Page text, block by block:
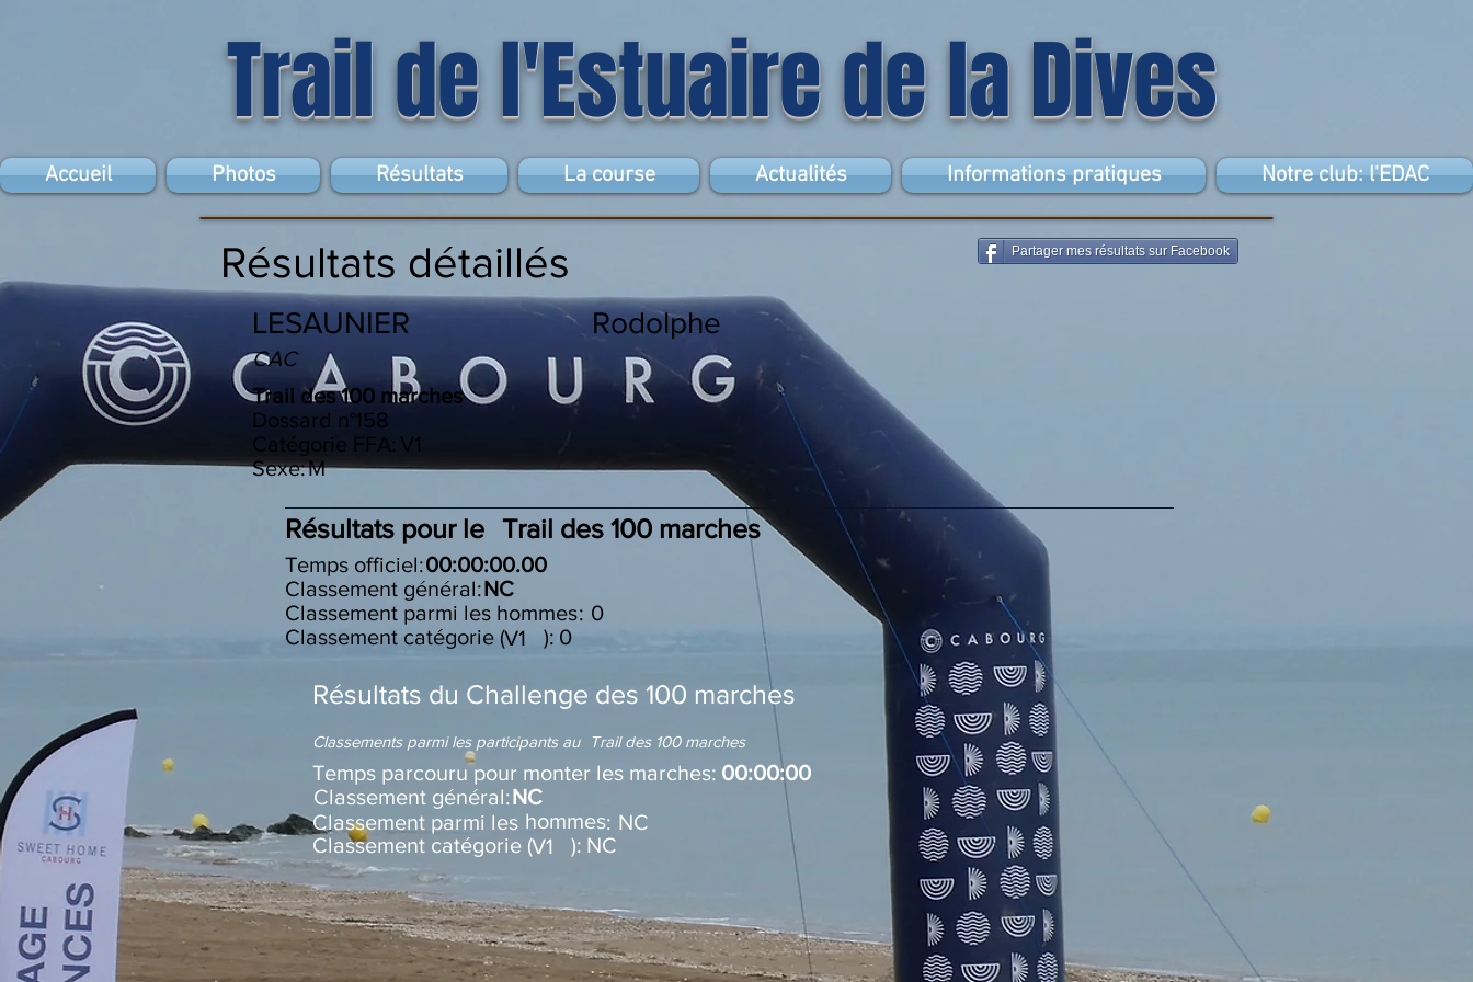
Trail de l'Estuaire de la Dives
Accueil Photos Résultats La course Actualités Informations pratiques Notre club: l'EDAC
Résultats détaillés
LESAUNIER Rodolphe
CAC
Trail des 100 marches
Partager mes résultats sur Facebook
Dossard n°158
Catégorie FFA: V1
Sexe:M
Résultats pour le Trail des 100 marches
Temps officiel:00:00:00.00
Classement général:NC
Classement parmi les : 0
hommes
Classement catégorie ( ): 0
V1
Résultats du Challenge des 100 marches
Classements parmi les participants au Trail des 100 marches
Temps parcouru pour monter les marches: 00:00:00
Classement général:NC
Classement catégorie ( ): NC
V1
Classement parmi les : NC
hommes